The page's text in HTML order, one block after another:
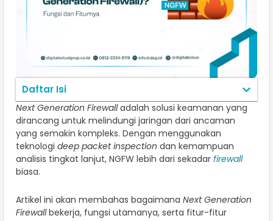
Daftar Isi
Next Generation Firewalladalah solusi keamanan yang
dirancang untuk melindungi jaringan dari ancaman
yang semakin kompleks. Dengan menggunakan
teknologi deep packet inspection dan kemampuan
analisis tingkat lanjut, NGFW lebih dari sekadar firewall
biasa.
Artikel ini akan membahas bagaimana Next Generation
Firewallbekerja, fungsi utamanya, serta fitur-fitur